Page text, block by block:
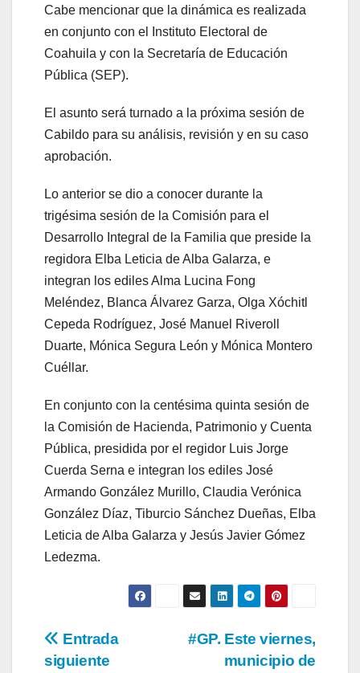
Cabe mencionar que la dinámica es realizada
en conjunto con el Instituto Electoral de
Coahuila y con la Secretaría de Educación
Pública (SEP).
El asunto será turnado a la próxima sesión de
Cabildo para su análisis, revisión y en su caso
aprobación.
Lo anterior se dio a conocer durante la
trigésima sesión de la Comisión para el
Desarrollo Integral de la Familia que preside la
regidora Elba Leticia de Alba Galarza, e
integran los ediles Alma Lucina Fong
Meléndez, Blanca Álvarez Garza, Olga Xóchitl
Cepeda Rodríguez, José Manuel Riveroll
Duarte, Mónica Segura León y Mónica Montero
Cuéllar.
En conjunto con la centésima quinta sesión de
la Comisión de Hacienda, Patrimonio y Cuenta
Pública, presidida por el regidor Luis Jorge
Cuerda Serna e integran los ediles José
Armando González Murillo, Claudia Verónica
González Díaz, Tiburcio Sánchez Dueñas, Elba
Leticia de Alba Galarza y Jesús Javier Gómez
Ledezma.
Navegación#GP. Este viernes,
municipio de
Entrada
siguiente